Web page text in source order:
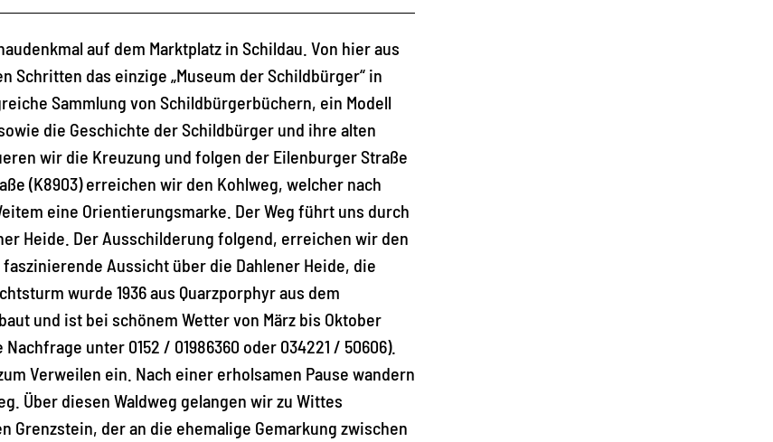
auf dem Marktplatz in Schildau. Von hier aus
das einzige „Museum der Schildbürger“ in
Sammlung von Schildbürgerbüchern, ein Modell
die Geschichte der Schildbürger und ihre alten
wir die Kreuzung und folgen der Eilenburger Straße
(K8903) erreichen wir den Kohlweg, welcher nach
eine Orientierungsmarke. Der Weg führt uns durch
Heide. Der Ausschilderung folgend, erreichen wir den
Aussicht über die Dahlener Heide, die
wurde 1936 aus Quarzporphyr aus dem
und ist bei schönem Wetter von März bis Oktober
unter 0152 / 01986360 oder 034221 / 50606).
Verweilen ein. Nach einer erholsamen Pause wandern
Über diesen Waldweg gelangen wir zu Wittes
Grenzstein, der an die ehemalige Gemarkung zwischen